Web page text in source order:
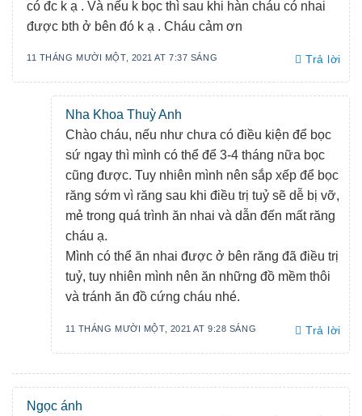
có đc k ạ . Và nếu k bọc thì sau khi hàn cháu có nhai
được bth ở bên đó k ạ . Cháu cảm ơn
11 THÁNG MƯỜI MỘT, 2021 AT 7:37 SÁNG Trả lời
Nha Khoa Thuỳ Anh
Chào cháu, nếu như chưa có điều kiện để bọc
sứ ngay thì mình có thể để 3-4 tháng nữa bọc
cũng được. Tuy nhiên mình nên sắp xếp để bọc
răng sớm vì răng sau khi điều trị tuỷ sẽ dễ bị vỡ,
mẻ trong quá trình ăn nhai và dẫn đến mất răng
cháu ạ.
Mình có thể ăn nhai được ở bên răng đã điều trị
tuỷ, tuy nhiên mình nên ăn những đồ mềm thôi
và tránh ăn đồ cứng cháu nhé.
11 THÁNG MƯỜI MỘT, 2021 AT 9:28 SÁNG Trả lời
Ngọc ánh